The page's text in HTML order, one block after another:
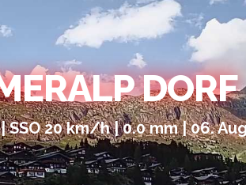
DORF
| SSO 20 km/h | 0.0 mm | 06.